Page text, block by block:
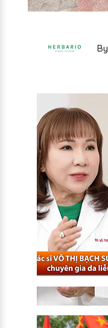
By